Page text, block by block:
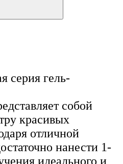
серия гель-
собой
красивых
отличной
нанести 1-
идеального и